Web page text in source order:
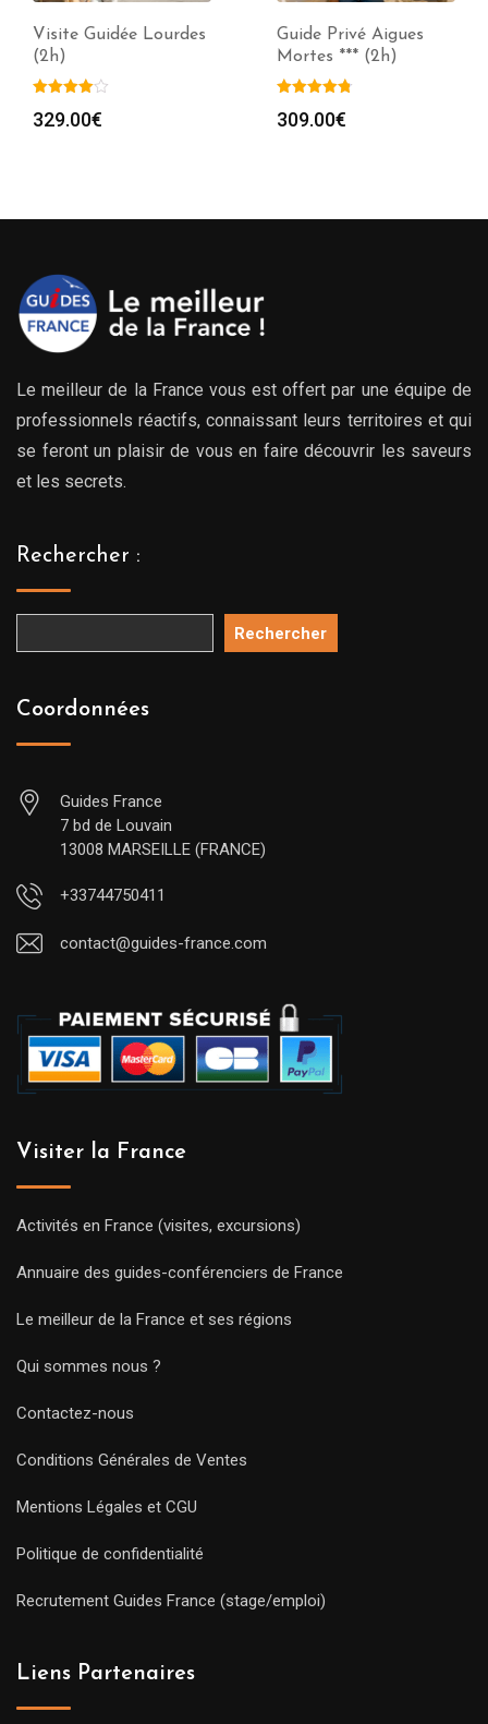
Visite Guidée Lourdes
(2h)
329.00€
Guide Privé Aigues
Mortes *** (2h)
309.00€
Le meilleur de la France vous est offert par une équipe de
professionnels réactifs, connaissant leurs territoires et qui
se feront un plaisir de vous en faire découvrir les saveurs
et les secrets.
Rechercher :
Rechercher
Coordonnées
Guides France
7 bd de Louvain
13008 MARSEILLE (FRANCE)
+33744750411
contact@guides-france.com
Visiter la France
Activités en France (visites, excursions)
Annuaire des guides-conférenciers de France
Le meilleur de la France et ses régions
Qui sommes nous ?
Contactez-nous
Conditions Générales de Ventes
Mentions Légales et CGU
Politique de confidentialité
Recrutement Guides France (stage/emploi)
Liens Partenaires